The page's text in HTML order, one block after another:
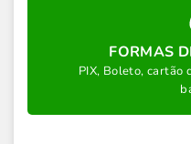
FORMAS
PIX, Boleto, cartão